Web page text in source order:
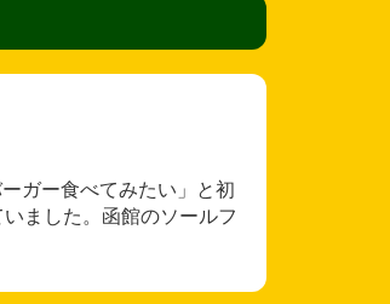
ガー食べてみたい」と初
ました。函館のソールフ